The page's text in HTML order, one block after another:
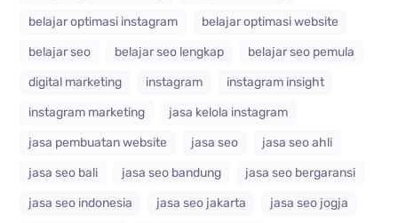
belajar optimasi instagram
belajar optimasi website
belajar seo
belajar seo lengkap
belajar seo pemula
digital marketing
instagram
instagram insight
instagram marketing
jasa kelola instagram
jasa pembuatan website
jasa seo
jasa seo ahli
jasa seo bali
jasa seo bandung
jasa seo bergaransi
jasa seo indonesia
jasa seo jakarta
jasa seo jogja